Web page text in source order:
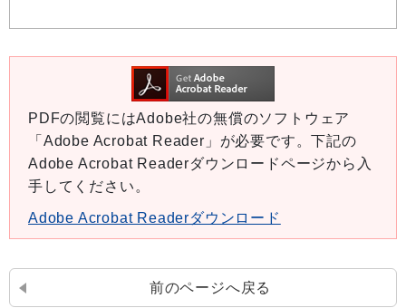
PDFの閲覧にはAdobe社の無償のソフトウェア
「Adobe Acrobat Reader」が必要です。下記の
Adobe Acrobat Readerダウンロードページから入
手してください。
Adobe Acrobat Readerダウンロード
前のページへ戻る